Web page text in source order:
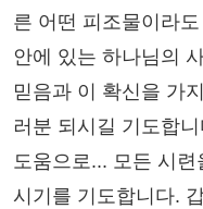
른 어떤 피조물이라
안에 있는 하나님의
믿음과 이 확신을 가
러분 되시길 기도합
도움으로... 모든 시련
시기를 기도합니다.